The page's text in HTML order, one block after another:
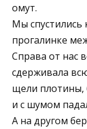
омут.
Мы спустились
прогалинке
Справа от нас
сдерживала
щели плотины,
и с шумом
А на другом